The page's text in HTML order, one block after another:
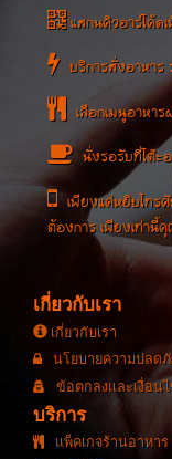
แสกนคิวอาร์โค้ด
บริการสั่งอาหาร
เลือกเมนูอาหา
นั่งรอรับที่โต๊ะ
เพียงแค่หยิบโทร
ต้องการ เพียงเท่านี้
เกี่ยวกับเรา
เกี่ยวกับเรา
นโยบายความปลด
ข้อตกลงและเงื่อน
บริการ
แพ็คเกจร้านอาหาร